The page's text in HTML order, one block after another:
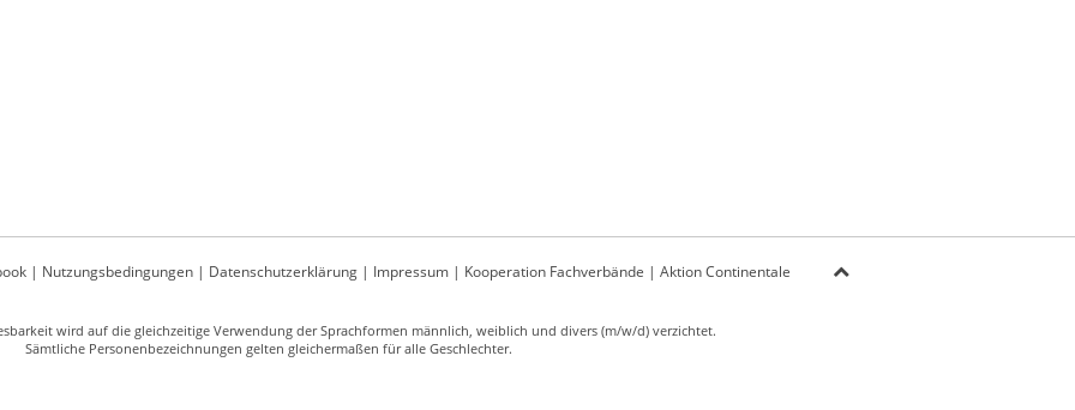
| Nutzungsbedingungen| Datenschutzerklärung| Impressum| Kooperation Fachverbände | Aktion Continentale
wird auf die gleichzeitige Verwendung der Sprachformen männlich, weiblich und divers (m/w/d) verzichtet.
Sämtliche Personenbezeichnungen gelten gleichermaßen für alle Geschlechter.